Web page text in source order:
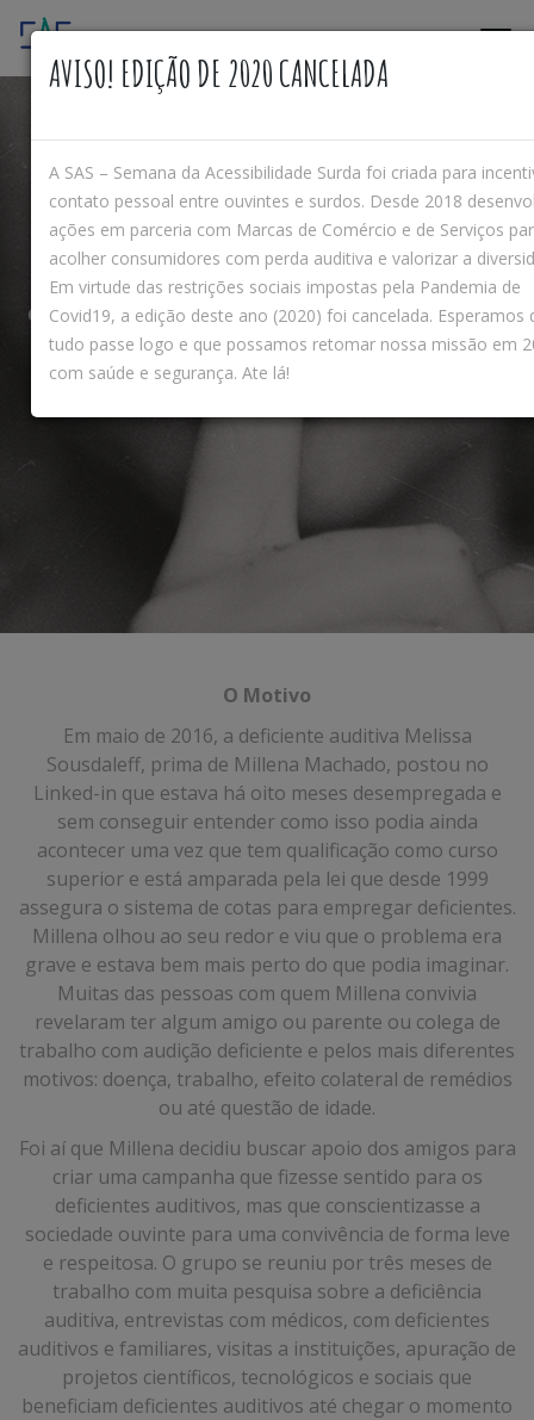
#SURDOEHQUEMFALA
Campanha de conscientização da diversidade surda
O Motivo
Em maio de 2016, a deficiente auditiva Melissa
Sousdaleff, prima de Millena Machado, postou no
Linked-in que estava há oito meses desempregada e
sem conseguir entender como isso podia ainda
acontecer uma vez que tem qualificação como curso
superior e está amparada pela lei que desde 1999
assegura o sistema de cotas para empregar deficientes.
Millena olhou ao seu redor e viu que o problema era
grave e estava bem mais perto do que podia imaginar.
Muitas das pessoas com quem Millena convivia
revelaram ter algum amigo ou parente ou colega de
trabalho com audição deficiente e pelos mais diferentes
motivos: doença, trabalho, efeito colateral de remédios
ou até questão de idade.
Foi aí que Millena decidiu buscar apoio dos amigos para
criar uma campanha que fizesse sentido para os
deficientes auditivos, mas que conscientizasse a
sociedade ouvinte para uma convivência de forma leve
e respeitosa. O grupo se reuniu por três meses de
trabalho com muita pesquisa sobre a deficiência
auditiva, entrevistas com médicos, com deficientes
auditivos e familiares, visitas a instituições, apuração de
projetos científicos, tecnológicos e sociais que
beneficiam deficientes auditivos até chegar o momento
AVISO! EDIÇÃO DE 2020 CANCELADA
A SAS – Semana da Acessibilidade Surda foi criada para
contato pessoal entre ouvintes e surdos. Desde 2018
ações em parceria com Marcas de Comércio e de Serviços
acolher consumidores com perda auditiva e valorizar a
Em virtude das restrições sociais impostas pela Pandemia de
Covid19, a edição deste ano (2020) foi cancelada. Esperamos
tudo passe logo e que possamos retomar nossa missão em
com saúde e segurança. Ate lá!